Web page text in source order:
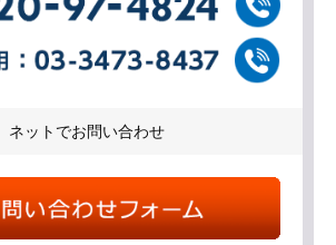
ネットでお問い合わせ